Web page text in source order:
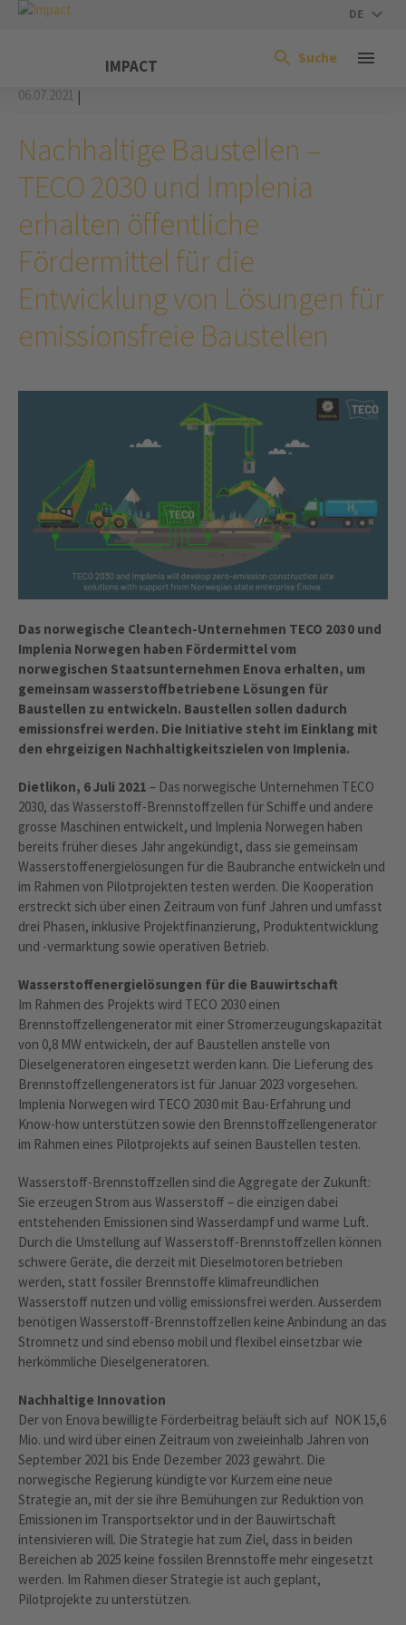
DE
IMPACT Suche
06.07.2021 |
Nachhaltige Baustellen –
TECO 2030 und Implenia
erhalten öffentliche
Fördermittel für die
Entwicklung von Lösungen für
emissionsfreie Baustellen
Das norwegische Cleantech-Unternehmen TECO 2030 und
Implenia Norwegen haben Fördermittel vom
norwegischen Staatsunternehmen Enova erhalten, um
gemeinsam wasserstoffbetriebene Lösungen für
Baustellen zu entwickeln. Baustellen sollen dadurch
emissionsfrei werden. Die Initiative steht im Einklang mit
den ehrgeizigen Nachhaltigkeitszielen von Implenia.
Dietlikon, 6 Juli 2021 – Das norwegische Unternehmen TECO
2030, das Wasserstoff-Brennstoffzellen für Schiffe und andere
grosse Maschinen entwickelt, und Implenia Norwegen haben
bereits früher dieses Jahr angekündigt, dass sie gemeinsam
Wasserstoffenergielösungen für die Baubranche entwickeln und
im Rahmen von Pilotprojekten testen werden. Die Kooperation
erstreckt sich über einen Zeitraum von fünf Jahren und umfasst
drei Phasen, inklusive Projektfinanzierung, Produktentwicklung
und -vermarktung sowie operativen Betrieb.
Wasserstoffenergielösungen für die Bauwirtschaft
Im Rahmen des Projekts wird TECO 2030 einen
Brennstoffzellengenerator mit einer Stromerzeugungskapazität
von 0,8 MW entwickeln, der auf Baustellen anstelle von
Dieselgeneratoren eingesetzt werden kann. Die Lieferung des
Brennstoffzellengenerators ist für Januar 2023 vorgesehen.
Implenia Norwegen wird TECO 2030 mit Bau-Erfahrung und
Know-how unterstützen sowie den Brennstoffzellengenerator
im Rahmen eines Pilotprojekts auf seinen Baustellen testen.
Wasserstoff-Brennstoffzellen sind die Aggregate der Zukunft:
Sie erzeugen Strom aus Wasserstoff – die einzigen dabei
entstehenden Emissionen sind Wasserdampf und warme Luft.
Durch die Umstellung auf Wasserstoff-Brennstoffzellen können
schwere Geräte, die derzeit mit Dieselmotoren betrieben
werden, statt fossiler Brennstoffe klimafreundlichen
Wasserstoff nutzen und völlig emissionsfrei werden. Ausserdem
benötigen Wasserstoff-Brennstoffzellen keine Anbindung an das
Stromnetz und sind ebenso mobil und flexibel einsetzbar wie
herkömmliche Dieselgeneratoren.
Nachhaltige Innovation
Der von Enova bewilligte Förderbeitrag beläuft sich auf NOK 15,6
Mio. und wird über einen Zeitraum von zweieinhalb Jahren von
September 2021 bis Ende Dezember 2023 gewährt. Die
norwegische Regierung kündigte vor Kurzem eine neue
Strategie an, mit der sie ihre Bemühungen zur Reduktion von
Emissionen im Transportsektor und in der Bauwirtschaft
intensivieren will. Die Strategie hat zum Ziel, dass in beiden
Bereichen ab 2025 keine fossilen Brennstoffe mehr eingesetzt
werden. Im Rahmen dieser Strategie ist auch geplant,
Pilotprojekte zu unterstützen.